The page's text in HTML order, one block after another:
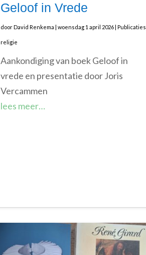
Geloof in Vrede
doorDavid Renkema |woensdag 1 april 2026 |Publicaties
religie
Aankondiging van boek Geloof in
vrede en presentatie door Joris
Vercammen
lees meer…